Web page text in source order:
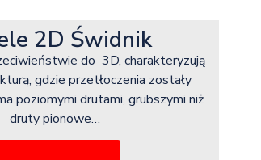
2D Świdnik
do 3D, charakteryzują
gdzie przetłoczenia zostały
poziomymi drutami, grubszymi niż
druty pionowe…